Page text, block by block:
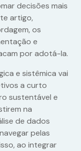
decisões mais
artigo,
os
e
por adotá-la.
e sistêmica vai
a curto
sustentável e
na
de dados
pelas
ao integrar